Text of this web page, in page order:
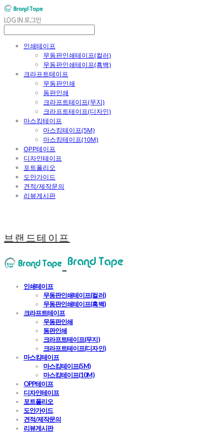
LOG IN 로그인
인쇄테이프
무동판인쇄테이프(컬러)
무동판인쇄테이프(흑백)
크라프트테이프
무동판인쇄
동판인쇄
크라프트테이프(무지)
크라프트테이프(디자인)
마스킹테이프
마스킹테이프(5M)
마스킹테이프(10M)
OPP테이프
디자인테이프
포트폴리오
도안가이드
견적/제작문의
리뷰게시판
브랜드테이프
인쇄테이프
무동판인쇄테이프(컬러)
무동판인쇄테이프(흑백)
크라프트테이프
무동판인쇄
동판인쇄
크라프트테이프(무지)
크라프트테이프(디자인)
마스킹테이프
마스킹테이프(5M)
마스킹테이프(10M)
OPP테이프
디자인테이프
포트폴리오
도안가이드
견적/제작문의
리뷰게시판